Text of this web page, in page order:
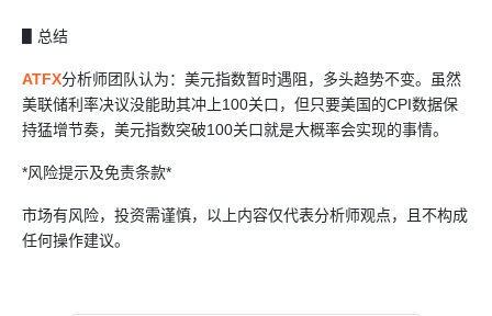
▋总结
ATFX分析师团队认为：美元指数暂时遇阻，多头趋势不变。虽然
美联储利率决议没能助其冲上100关口，但只要美国的CPI数据保
持猛增节奏，美元指数突破100关口就是大概率会实现的事情。
*风险提示及免责条款*
市场有风险，投资需谨慎，以上内容仅代表分析师观点，且不构成
任何操作建议。